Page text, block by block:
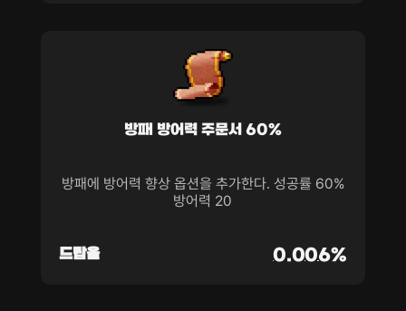
방패 방어력 주문서 60%
방패에 방어력 향상 옵션을 추가한다. 성공률 60%
방어력 20
드랍율 0.006%